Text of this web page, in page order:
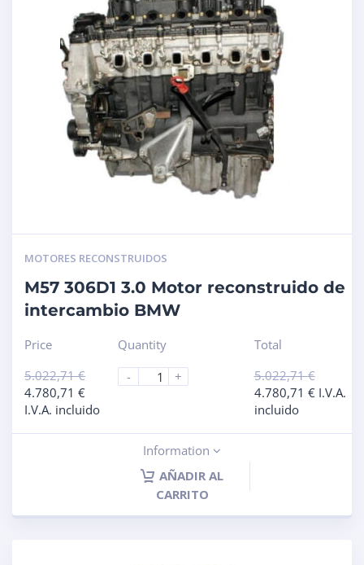
MOTORES RECONSTRUIDOS
M57 306D1 3.0 Motor reconstruido de
intercambio BMW
Price
5.022,71€
4.780,71 €
I.V.A. incluido
Quantity
-
+
Total
5.022,71€
4.780,71 € I.V.A.
incluido
Information
AÑADIR AL
CARRITO